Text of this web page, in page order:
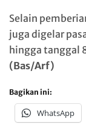
Selain
juga digelar
hingga tanggal
(Bas/Arf)
Bagikan ini:
WhatsApp